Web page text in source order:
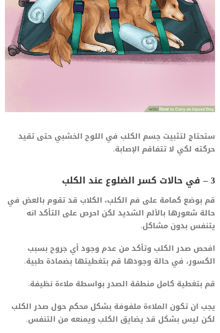
ستحتاج لتثبيت جسم الكلب في اللوح الخشبي حتى تقيد
حركته لكي لا تتفاقم الإصابة.
3 – في حالات كسر الضلوع عند الكلب
قم بوضع كمامة على فم الكلب، الكلاب قد تقوم بالعض في
حالة شعورها بالألم الشديد لكن احرص على التأكد انه
يتنفس بدون مشاكل.
افحص صدر الكلب وتأكد من عدم وجود أي جروح بسبب
الكسور، في حالة وجودها قم بتغطيتها بضمادة طبية.
قم بتغطية كامل منطقة الصدر بواسطة ملاءة نظيفة.
يجب ان تكون الملاءة ملفوفة بشكل محكم حول صدر الكلب
لكن ليس بشكل قد يضايق الكلب ويمنعه من التنفس.